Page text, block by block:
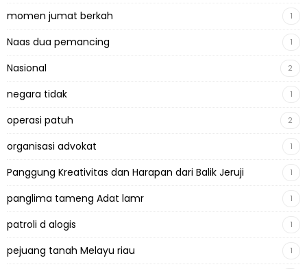
momen jumat berkah 1
Naas dua pemancing 1
Nasional 2
negara tidak 1
operasi patuh 2
organisasi advokat 1
Panggung Kreativitas dan Harapan dari Balik Jeruji 1
panglima tameng Adat lamr 1
patroli d alogis 1
pejuang tanah Melayu riau 1